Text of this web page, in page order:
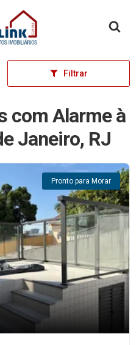
inicial
Filtrar
com Alarme à
Janeiro, RJ
Pronto para Morar